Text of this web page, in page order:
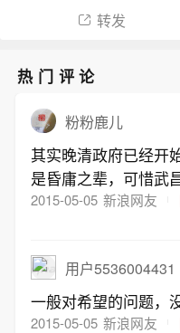
ng)采(dou)烈(bi)的
t.cn/RA3phBJ ​
转发
热门评论
粉粉鹿儿
其实晚清政府已经开
是昏庸之辈，可惜武
2015-05-05 新浪网友
用户5536004431
一般对希望的问题，
2015-05-05 新浪网友